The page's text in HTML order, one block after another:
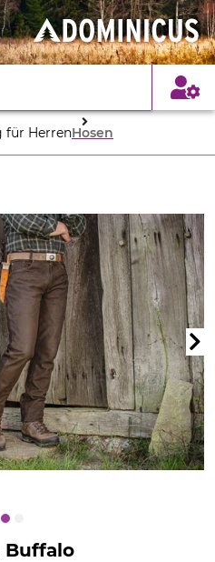
für HerrenHosen
Buffalo